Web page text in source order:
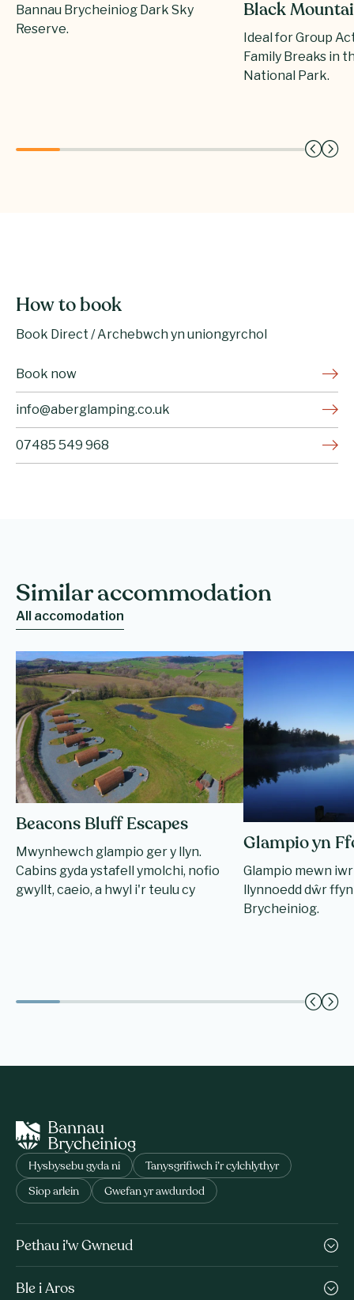
Bannau Brycheiniog Dark Sky
Reserve.
Black
Ideal for Group
Family Breaks in
National Park.
How to book
Book Direct / Archebwch yn uniongyrchol
Book now
info@aberglamping.co.uk
07485 549 968
Similar accommodation
All accomodation
Beacons Bluff Escapes
Mwynhewch glampio ger y llyn.
Cabins gyda ystafell ymolchi, nofio
gwyllt, caeio, a hwyl i'r teulu cy
Glampio yn
Glampio mewn
llynnoedd dŵr
Brycheiniog.
Hysbysebu gyda ni Tanysgrifiwch i’r cylchlythyr
Siop arlein Gwefan yr awdurdod
Pethau i'w Gwneud
Ble i Aros